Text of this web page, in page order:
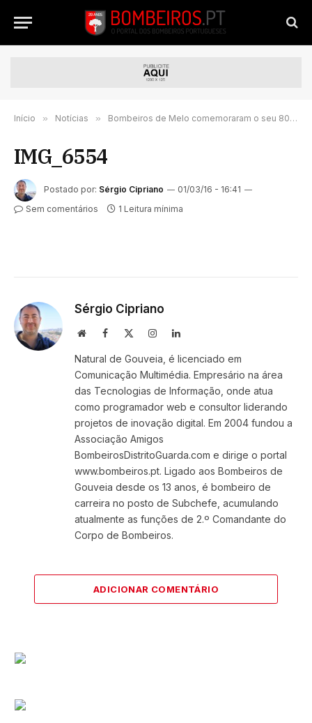
Início » Notícias » Bombeiros de Melo comemoraram o seu 80º. aniversário
IMG_6554
Postado por: Sérgio Cipriano
01/03/16 - 16:41
Sem comentários
1 Leitura mínima
Sérgio Cipriano
WebsiteFacebook InstagramLinkedIn
Natural de Gouveia, é licenciado em
Comunicação Multimédia. Empresário na área
das Tecnologias de Informação, onde atua
como programador web e consultor liderando
projetos de inovação digital. Em 2004 fundou a
Associação Amigos
BombeirosDistritoGuarda.com e dirige o portal
www.bombeiros.pt. Ligado aos Bombeiros de
Gouveia desde os 13 anos, é bombeiro de
carreira no posto de Subchefe, acumulando
atualmente as funções de 2.º Comandante do
Corpo de Bombeiros.
ADICIONAR COMENTÁRIO